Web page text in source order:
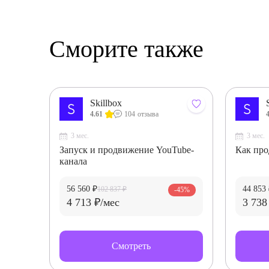
все
либо
Сморите также
Skillbox
4.61 104 отзыва
3 мес.
Запуск и продвижение YouTube-
канала
56 560 ₽102 837 ₽
4 713 ₽/мес
-45%
Смотреть
3 мес.
Как
44 853
3